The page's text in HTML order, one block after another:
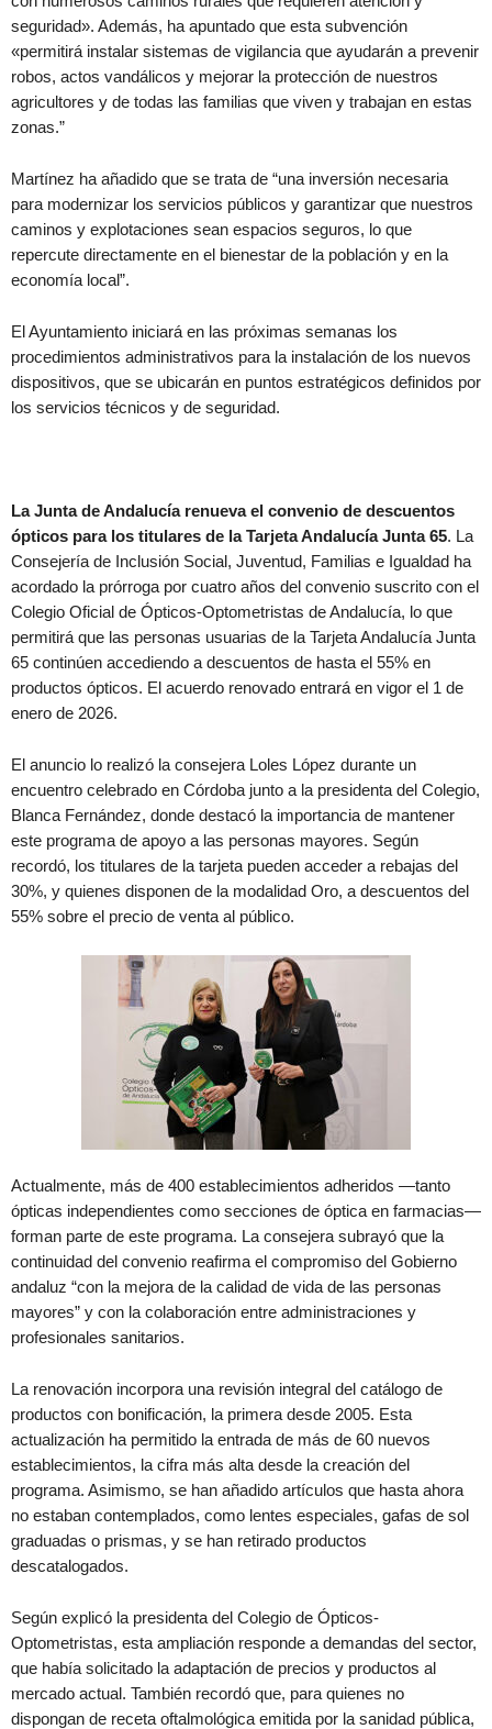
seguridad». Además, ha apuntado que esta subvención
«permitirá instalar sistemas de vigilancia que ayudarán a prevenir
robos, actos vandálicos y mejorar la protección de nuestros
agricultores y de todas las familias que viven y trabajan en estas
zonas.”
Martínez ha añadido que se trata de “una inversión necesaria
para modernizar los servicios públicos y garantizar que nuestros
caminos y explotaciones sean espacios seguros, lo que
repercute directamente en el bienestar de la población y en la
economía local”.
El Ayuntamiento iniciará en las próximas semanas los
procedimientos administrativos para la instalación de los nuevos
dispositivos, que se ubicarán en puntos estratégicos definidos por
los servicios técnicos y de seguridad.
La Junta de Andalucía renueva el convenio de descuentos
ópticos para los titulares de la Tarjeta Andalucía Junta 65. La
Consejería de Inclusión Social, Juventud, Familias e Igualdad ha
acordado la prórroga por cuatro años del convenio suscrito con el
Colegio Oficial de Ópticos-Optometristas de Andalucía, lo que
permitirá que las personas usuarias de la Tarjeta Andalucía Junta
65 continúen accediendo a descuentos de hasta el 55% en
productos ópticos. El acuerdo renovado entrará en vigor el 1 de
enero de 2026.
El anuncio lo realizó la consejera Loles López durante un
encuentro celebrado en Córdoba junto a la presidenta del Colegio,
Blanca Fernández, donde destacó la importancia de mantener
este programa de apoyo a las personas mayores. Según
recordó, los titulares de la tarjeta pueden acceder a rebajas del
30%, y quienes disponen de la modalidad Oro, a descuentos del
55% sobre el precio de venta al público.
Actualmente, más de 400 establecimientos adheridos —tanto
ópticas independientes como secciones de óptica en farmacias—
forman parte de este programa. La consejera subrayó que la
continuidad del convenio reafirma el compromiso del Gobierno
andaluz “con la mejora de la calidad de vida de las personas
mayores” y con la colaboración entre administraciones y
profesionales sanitarios.
La renovación incorpora una revisión integral del catálogo de
productos con bonificación, la primera desde 2005. Esta
actualización ha permitido la entrada de más de 60 nuevos
establecimientos, la cifra más alta desde la creación del
programa. Asimismo, se han añadido artículos que hasta ahora
no estaban contemplados, como lentes especiales, gafas de sol
graduadas o prismas, y se han retirado productos
descatalogados.
Según explicó la presidenta del Colegio de Ópticos-
Optometristas, esta ampliación responde a demandas del sector,
que había solicitado la adaptación de precios y productos al
mercado actual. También recordó que, para quienes no
dispongan de receta oftalmológica emitida por la sanidad pública,